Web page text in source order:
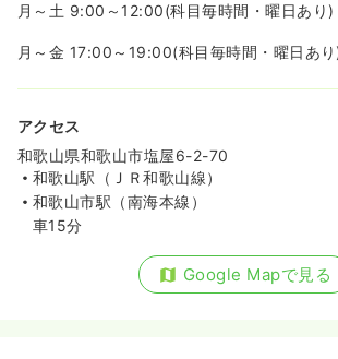
月～土 9:00～12:00(科目毎時間・曜日あり)
月～金 17:00～19:00(科目毎時間・曜日あり
アクセス
和歌山県和歌山市塩屋6-2-70
和歌山駅（ＪＲ和歌山線）
和歌山市駅（南海本線）
車15分
Google Mapで見る